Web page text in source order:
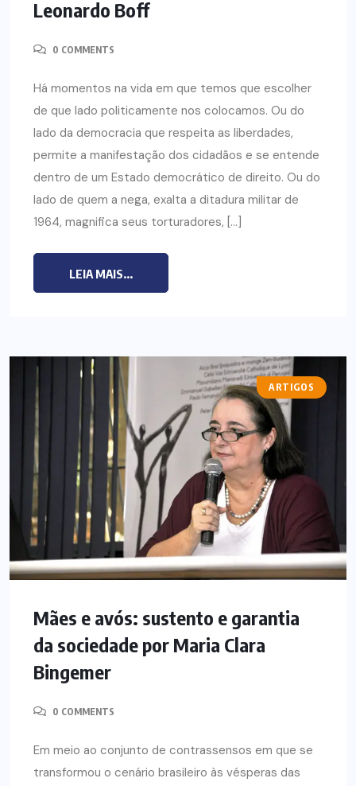
Leonardo Boff
0 COMMENTS
Há momentos na vida em que temos que escolher
de que lado politicamente nos colocamos. Ou do
lado da democracia que respeita as liberdades,
permite a manifestação dos cidadãos e se entende
dentro de um Estado democrático de direito. Ou do
lado de quem a nega, exalta a ditadura militar de
1964, magnifica seus torturadores, […]
LEIA MAIS...
ARTIGOS
Mães e avós: sustento e garantia
da sociedade por Maria Clara
Bingemer
0 COMMENTS
Em meio ao conjunto de contrassensos em que se
transformou o cenário brasileiro às vésperas das